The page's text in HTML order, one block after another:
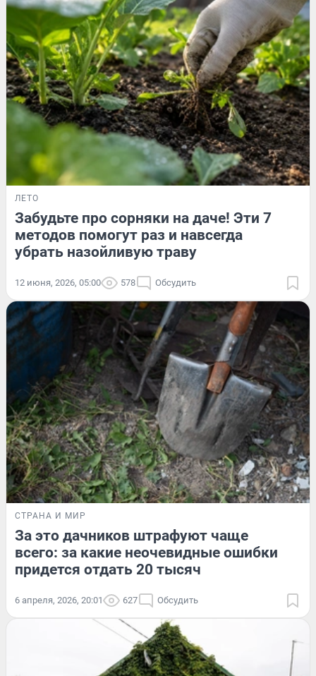
ЛЕТО
Забудьте про сорняки на даче! Эти 7
методов помогут раз и навсегда
убрать назойливую траву
12 июня, 2026, 05:00 578 Обсудить
СТРАНА И МИР
За это дачников штрафуют чаще
всего: за какие неочевидные ошибки
придется отдать 20 тысяч
6 апреля, 2026, 20:01 627 Обсудить